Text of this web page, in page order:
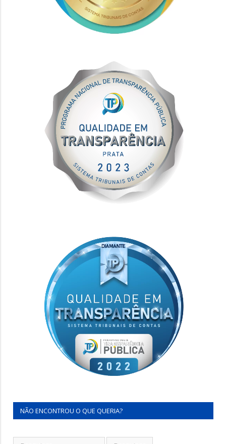
NÃO ENCONTROU O QUE QUERIA?